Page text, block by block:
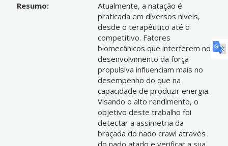
Resumo:
Atualmente, a natação é
praticada em diversos níveis,
desde o terapêutico até o
competitivo. Fatores
biomecânicos que interferem no
desenvolvimento da força
propulsiva influenciam mais no
desempenho do que na
capacidade de produzir energia.
Visando o alto rendimento, o
objetivo deste trabalho foi
detectar a assimetria da
braçada do nado crawl através